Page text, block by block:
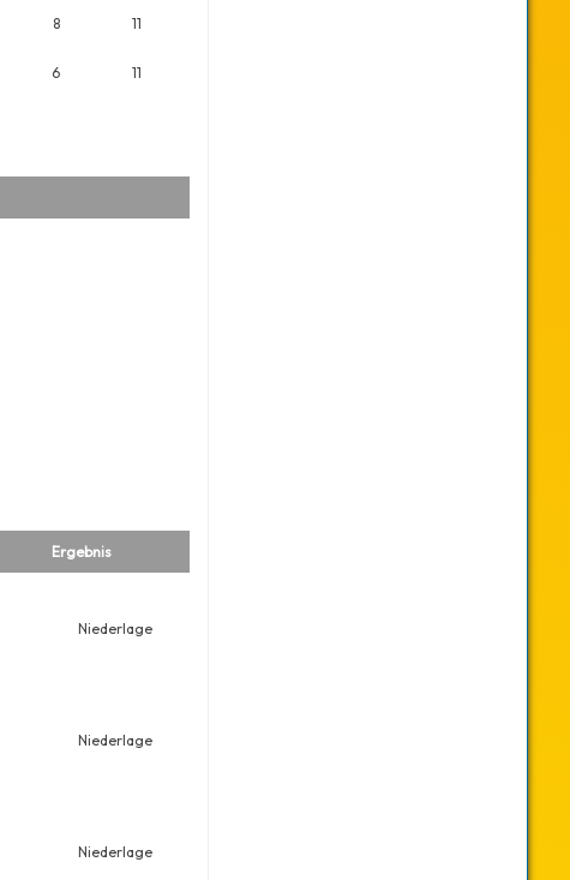
8 11
6 11
Ergebnis
Niederlage
Niederlage
Niederlage